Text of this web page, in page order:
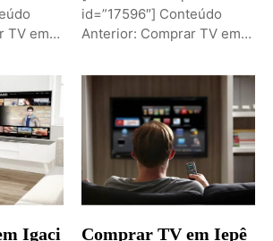
TV em
de...
id=”17596″] Conteúdo
Anterior: Comprar TV em
Comprar TV...
Igaci Comprar TV em Iepê